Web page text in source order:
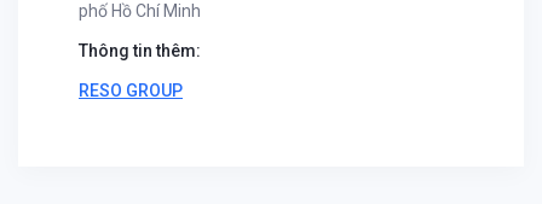
phố Hồ Chí Minh
Thông tin thêm:
RESO GROUP